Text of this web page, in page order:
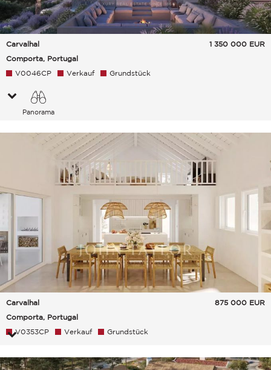
Carvalhal
Comporta, Portugal
1 350 000 EUR
V0046CP Verkauf Grundstück
Panorama
Carvalhal
Comporta, Portugal
875 000 EUR
V0353CP Verkauf Grundstück